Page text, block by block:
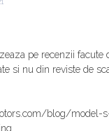
pe recenzii facute
si nu din reviste de
blog/model-